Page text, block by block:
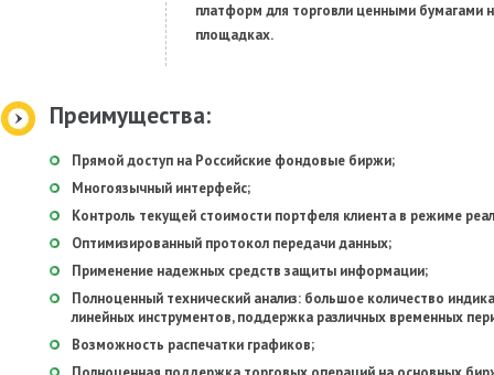
платформ для торговли ценными бумагами
площадках.
Преимущества:
Прямой доступ на Российские фондовые биржи;
Многоязычный интерфейс;
Контроль текущей стоимости портфеля клиента в режиме
Оптимизированный протокол передачи данных;
Применение надежных средств защиты информации;
Полноценный технический анализ: большое количество
линейных инструментов, поддержка различных временных
Возможность распечатки графиков;